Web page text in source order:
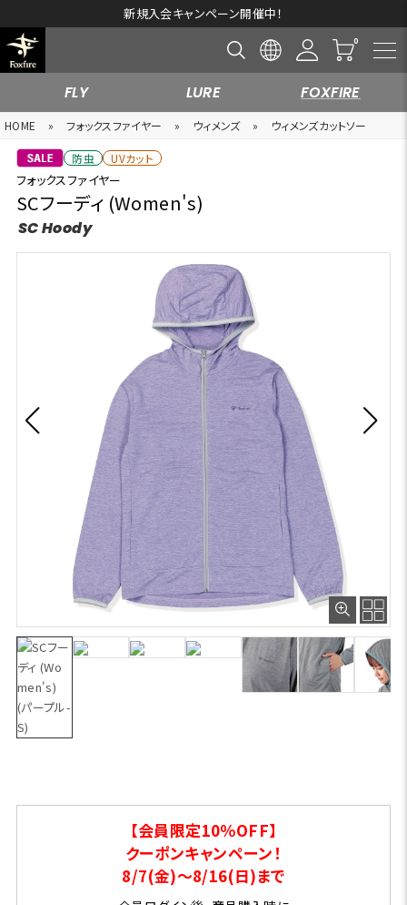
新規入会キャンペーン開催中！
FLY LURE FOXFIRE
HOME » フォックスファイヤー » ウィメンズ » ウィメンズカットソー
防虫 UVカット
フォックスファイヤー
SCフーディ (Women's)
SC Hoody
【会員限定10％OFF】
クーポンキャンペーン！
8/7(金)～8/16(日)まで